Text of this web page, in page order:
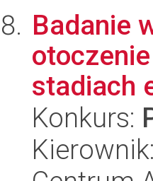
Badanie
stadiach
Konkurs: